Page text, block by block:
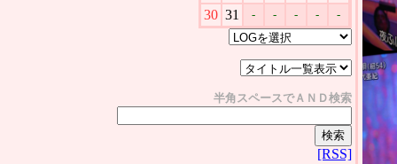
30 31 - - - - -
半角スペースでＡＮＤ検索
[RSS]